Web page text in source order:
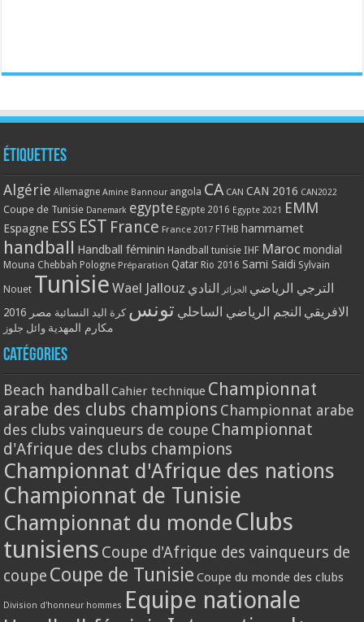
Étiquettes
Algérie Allemagne Amine Bannour angola CA CAN CAN 2016 CAN2022
Coupe de Tunisie Danemark egypte Egypte 2016 Egypte 2021 EMM
Espagne ESS EST France France 2017 FTHB hammamet
handball Handball féminin Handball tunisie IHF Maroc mondial
Mouna Chebbah Pologne Préparation Qatar Rio 2016 Sami Saidi Sylvain
Nouet Tunisie Wael Jallouz الترجي الرياضي الجزائر النادي
الافريقي النجم الرياضي الساحلي تونس كرة اليد النسائية مصر 2016
مكارم المهدية وائل جلوز
Catégories
Beach handball Cahier technique Championnat
arabe des clubs champions Championnat arabe
des clubs vainqueurs de coupe Championnat
d'Afrique des clubs champions
Championnat d'Afrique des nations
Championnat de Tunisie
Championnat du monde Clubs
tunisiens Coupe d'Afrique des vainqueurs de
coupe Coupe de Tunisie Coupe du monde des clubs
Division d'honneur hommes Equipe nationale